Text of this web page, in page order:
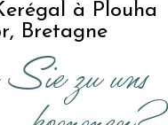
Bretagne
zu uns